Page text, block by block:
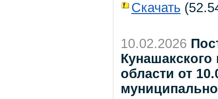
Скачать
10.02.2026
области от